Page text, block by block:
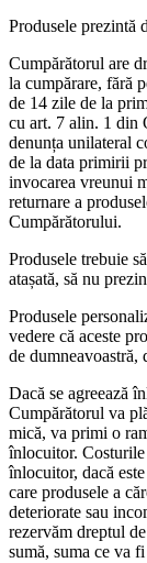
Produsele prezintă
Cumpărătorul are
la cumpărare, fără
de 14 zile de la
cu art. 7 alin. 1 din
denunța unilateral
de la data primirii
invocarea vreunui
returnare a
Cumpărătorului.
Produsele trebuie
atașată, să nu
Produsele
vedere că aceste
de dumneavoastră,
Dacă se agreează
Cumpărătorul va
mică, va primi o
înlocuitor.
înlocuitor, dacă
care produsele a
deteriorate sau
rezervăm dreptul
sumă, suma ce va